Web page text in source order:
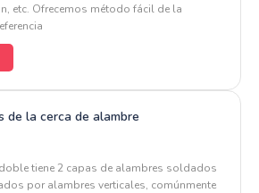
etc. Ofrecemos método fácil de la
de la cerca de alambre
tiene 2 capas de alambres soldados
por alambres verticales, comúnmente